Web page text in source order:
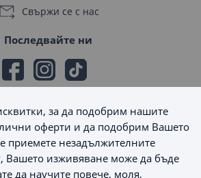
Свържи се с нас
Последвайте ни
на плащане
за да подобрим нашите
оферти и да подобрим Вашето
приемете незадължителните
Вашето изживяване може да бъде
да научите повече, моля,